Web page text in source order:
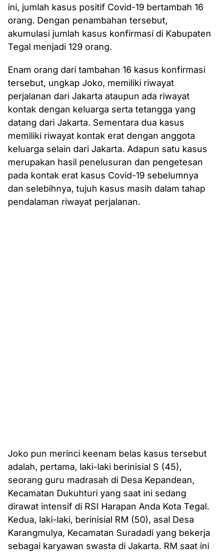
ini, jumlah kasus positif Covid-19 bertambah 16
orang. Dengan penambahan tersebut,
akumulasi jumlah kasus konfirmasi di Kabupaten
Tegal menjadi 129 orang.
Enam orang dari tambahan 16 kasus konfirmasi
tersebut, ungkap Joko, memiliki riwayat
perjalanan dari Jakarta ataupun ada riwayat
kontak dengan keluarga serta tetangga yang
datang dari Jakarta. Sementara dua kasus
memiliki riwayat kontak erat dengan anggota
keluarga selain dari Jakarta. Adapun satu kasus
merupakan hasil penelusuran dan pengetesan
pada kontak erat kasus Covid-19 sebelumnya
dan selebihnya, tujuh kasus masih dalam tahap
pendalaman riwayat perjalanan.
Joko pun merinci keenam belas kasus tersebut
adalah, pertama, laki-laki berinisial S (45),
seorang guru madrasah di Desa Kepandean,
Kecamatan Dukuhturi yang saat ini sedang
dirawat intensif di RSI Harapan Anda Kota Tegal.
Kedua, laki-laki, berinisial RM (50), asal Desa
Karangmulya, Kecamatan Suradadi yang bekerja
sebagai karyawan swasta di Jakarta. RM saat ini